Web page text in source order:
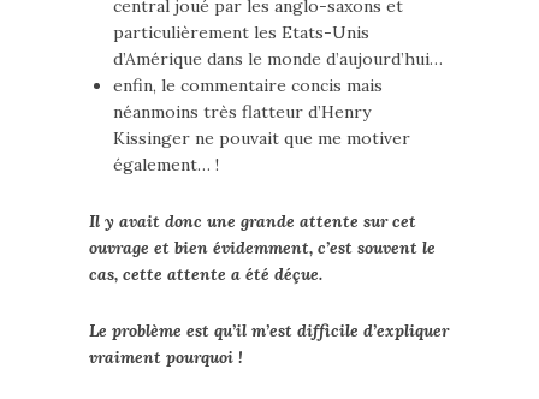
central joué par les anglo-saxons et
particulièrement les Etats-Unis
d’Amérique dans le monde d’aujourd’hui…
enfin, le commentaire concis mais
néanmoins très flatteur d’Henry
Kissinger ne pouvait que me motiver
également… !
Il y avait donc une grande attente sur cet
ouvrage et bien évidemment, c’est souvent le
cas, cette attente a été déçue.
Le problème est qu’il m’est difficile d’expliquer
vraiment pourquoi !